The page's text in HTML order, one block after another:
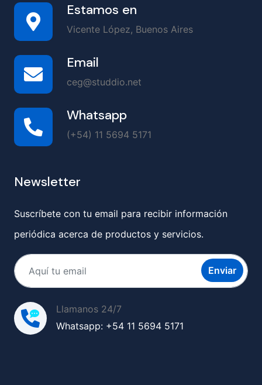
Estamos en
Vicente López, Buenos Aires
Email
ceg@studdio.net
Whatsapp
(+54) 11 5694 5171
Newsletter
Suscríbete con tu email para recibir información
periódica acerca de productos y servicios.
Enviar
Llamanos 24/7
Whatsapp: +54 11 5694 5171